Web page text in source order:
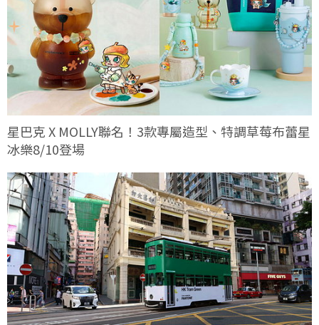
星巴克 X MOLLY聯名！3款專屬造型、特調草莓布蕾星
冰樂8/10登場